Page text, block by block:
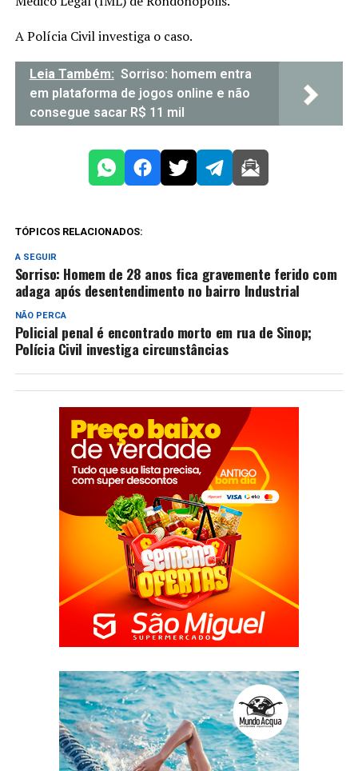
A Polícia Civil investiga o caso.
Leia Também: Sorriso: homem entra
em plataforma de jogos online e não
consegue sacar R$ 11 mil
TÓPICOS RELACIONADOS:
A SEGUIR
Sorriso: Homem de 28 anos fica gravemente ferido com
adaga após desentendimento no bairro Industrial
NÃO PERCA
Policial penal é encontrado morto em rua de Sinop;
Polícia Civil investiga circunstâncias